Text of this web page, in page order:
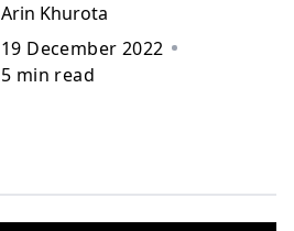
Arin Khurota
19 December 2022
5 min read